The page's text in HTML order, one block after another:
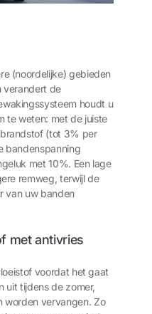
(noordelijke) gebieden
verandert de
houdt u
te weten: met de juiste
(tot 3% per
bandenspanning
met 10%. Een lage
remweg, terwijl de
van uw banden
met antivries
voordat het gaat
uit tijdens de zomer,
worden vervangen. Zo